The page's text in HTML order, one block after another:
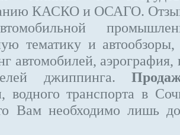
КАСКО и ОСАГО.
тематику и
автомобилей,
джиппинга.
водного транспорта в
Вам необходимо лишь